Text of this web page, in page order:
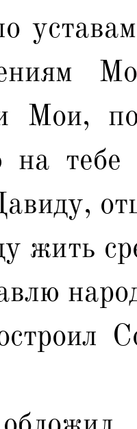
Мои,
на
жить